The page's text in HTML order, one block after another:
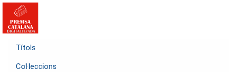
Títols
Col·leccions